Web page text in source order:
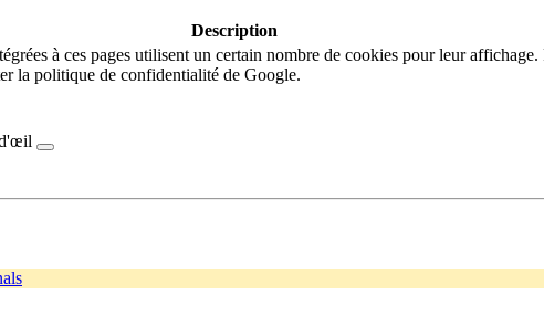
Description
à ces pages utilisent un certain nombre de cookies pour leur affichage.
la politique de confidentialité de Google.